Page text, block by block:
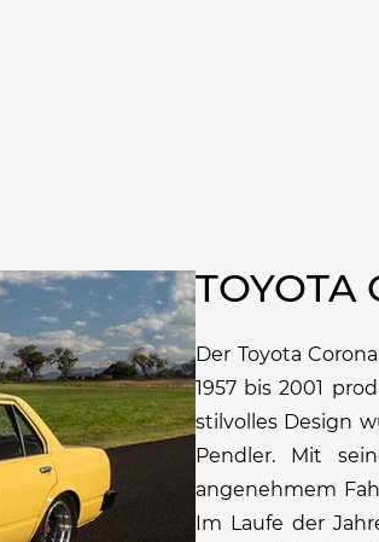
TOYOTA
Der Toyota
1957 bis 2001
stilvolles Design
Pendler. Mit
angenehmem
Im Laufe der